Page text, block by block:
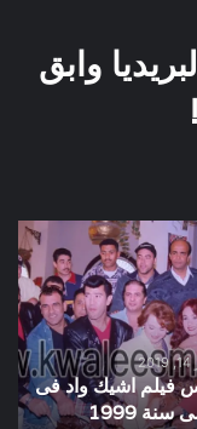
وابق
فيلم اشيك واد فى
1999